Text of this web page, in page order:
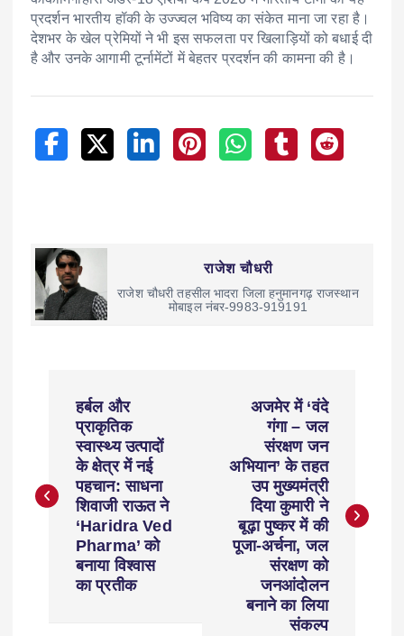
प्रदर्शन भारतीय हॉकी के उज्ज्वल भविष्य का संकेत माना जा रहा है।
देशभर के खेल प्रेमियों ने भी इस सफलता पर खिलाड़ियों को बधाई दी
है और उनके आगामी टूर्नामेंटों में बेहतर प्रदर्शन की कामना की है।
राजेश चौधरी
राजेश चौधरी तहसील भादरा जिला हनुमानगढ़ राजस्थान
मोबाइल नंबर-9983-919191
हर्बल और
प्राकृतिक
स्वास्थ्य उत्पादों
के क्षेत्र में नई
पहचान: साधना
शिवाजी राऊत ने
‘Haridra Ved
Pharma’ को
बनाया विश्वास
का प्रतीक
अजमेर में ‘वंदे
गंगा – जल
संरक्षण जन
अभियान’ के तहत
उप मुख्यमंत्री
दिया कुमारी ने
बूढ़ा पुष्कर में की
पूजा-अर्चना, जल
संरक्षण को
जनआंदोलन
बनाने का लिया
संकल्प